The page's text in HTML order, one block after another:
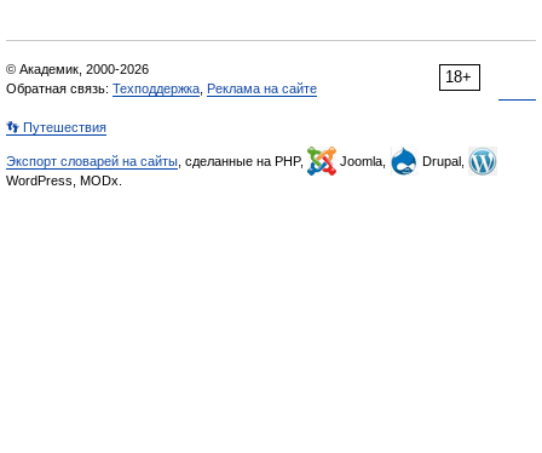
18+
© Академик, 2000-2026
Обратная связь: Техподдержка Реклама на сайте
👣 Путешествия
Экспорт словарей на сайты , сделанные на PHP, Joomla,
Drupal,
WordPress, MODx.